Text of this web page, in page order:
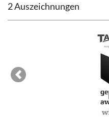
2 Auszeichnungen
Previous